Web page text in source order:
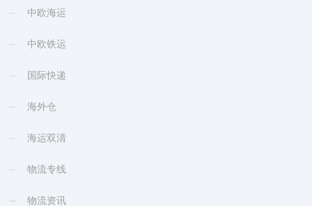
中欧海运
中欧铁运
国际快递
海外仓
海运双清
物流专线
物流资讯